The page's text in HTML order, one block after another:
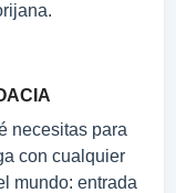
necesitas para
con cualquier
mundo: entrada